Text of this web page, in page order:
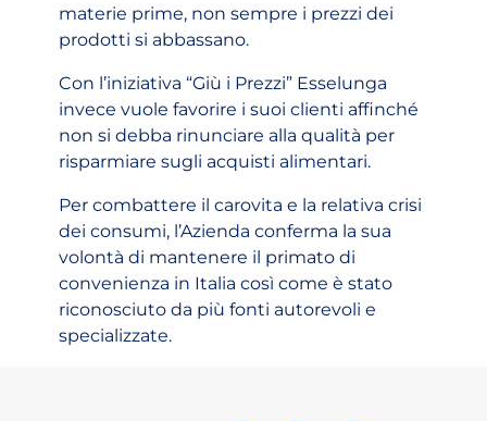
materie prime, non sempre i prezzi dei
prodotti si abbassano.
Con l’iniziativa “Giù i Prezzi” Esselunga
invece vuole favorire i suoi clienti affinché
non si debba rinunciare alla qualità per
risparmiare sugli acquisti alimentari.
Per combattere il carovita e la relativa crisi
dei consumi, l’Azienda conferma la sua
volontà di mantenere il primato di
convenienza in Italia così come è stato
riconosciuto da più fonti autorevoli e
specializzate.